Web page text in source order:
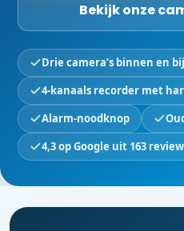
Bekijk onze
Drie camera’s binnen en
4-kanaals recorder met
Alarm-noodknop
4,3 op Google uit 163